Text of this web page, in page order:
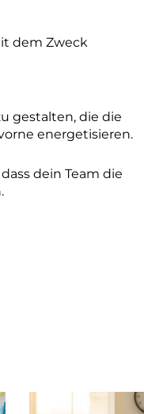
dem Zweck
gestalten, die die
energetisieren.
dein Team die